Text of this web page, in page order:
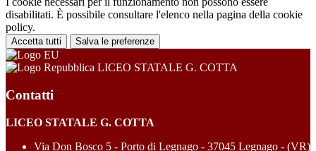
disabilitati. È possibile consultare l'elenco nella pagina della cookie
policy.
Accetta tutti Salva le preferenze
LICEO STATALE G. COTTA
Contatti
LICEO STATALE G. COTTA
Via Don Bosco 5 - Porto di Legnago - 37045 Legnago - (VR)